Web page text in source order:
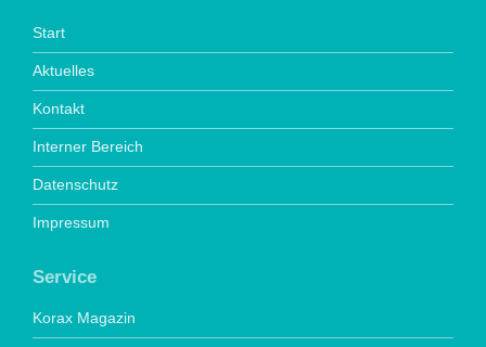
Start
Aktuelles
Kontakt
Interner Bereich
Datenschutz
Impressum
Service
Korax Magazin